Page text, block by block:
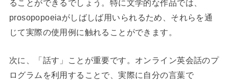
ることができるでしょう。特に文学的な作品では、
prosopopoeiaがしばしば用いられるため、それらを通
じて実際の使用例に触れることができます。
次に、「話す」ことが重要です。オンライン英会話のプ
ログラムを利用することで、実際に自分の言葉で